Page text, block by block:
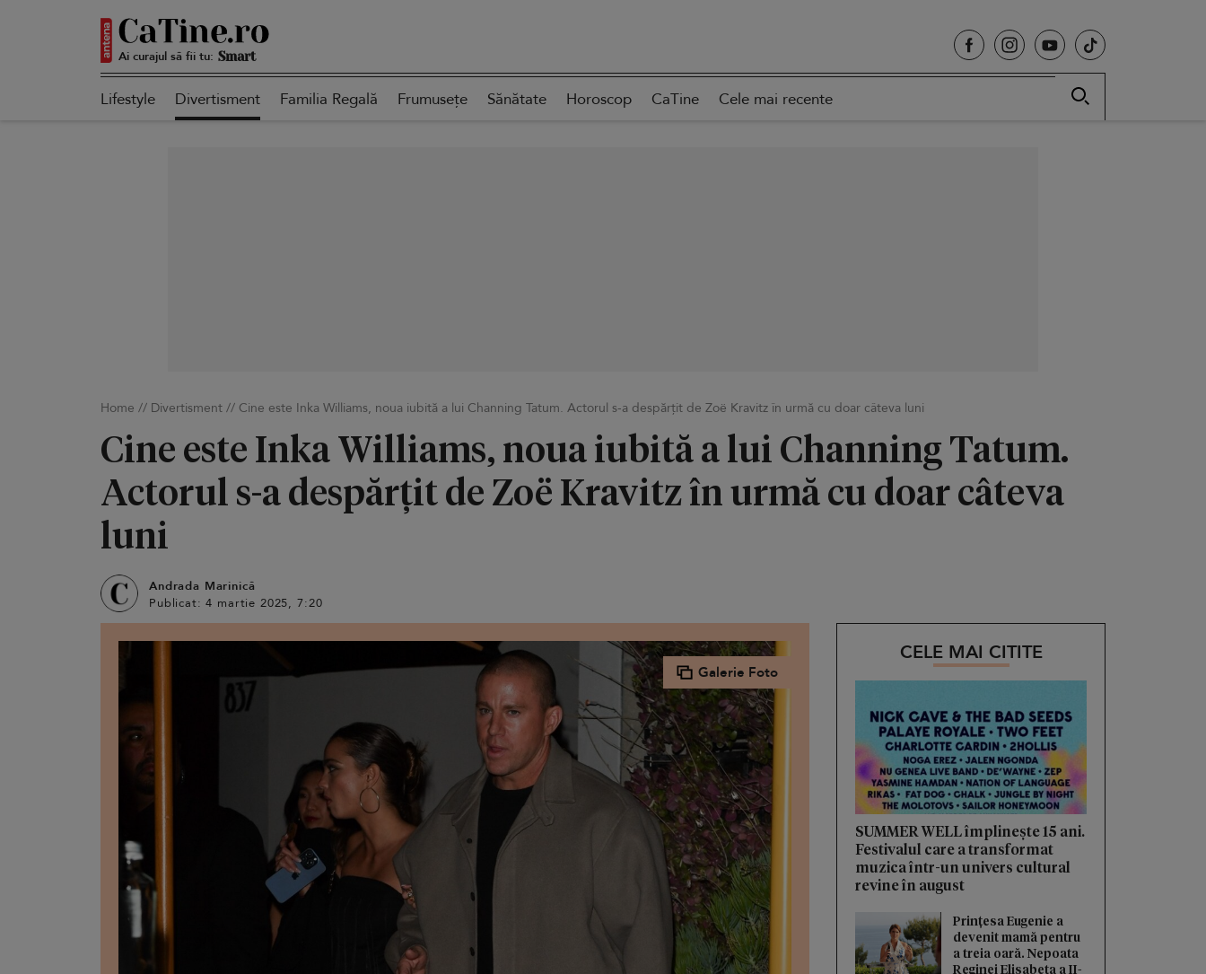
Ai curajul să fii tu: Autentică
Lifestyle Divertisment Familia Regală Frumusețe Sănătate Horoscop CaTine Cele mai recente
Home // Divertisment // Cine este Inka Williams, noua iubită a lui Channing Tatum. Actorul s-a despărțit de Zoë Kravitz în urmă cu doar câteva luni
Cine este Inka Williams, noua iubită a lui Channing Tatum.
Actorul s-a despărțit de Zoë Kravitz în urmă cu doar câteva
luni
Andrada Marinică
Publicat: 4 martie 2025, 7:20
Galerie Foto
CELE MAI CITITE
SUMMER WELL împlinește 15 ani.
Festivalul care a transformat
muzica într-un univers cultural
revine în august
Prințesa Eugenie a
devenit mamă pentru
a treia oară. Nepoata
Reginei Elisabeta a II-